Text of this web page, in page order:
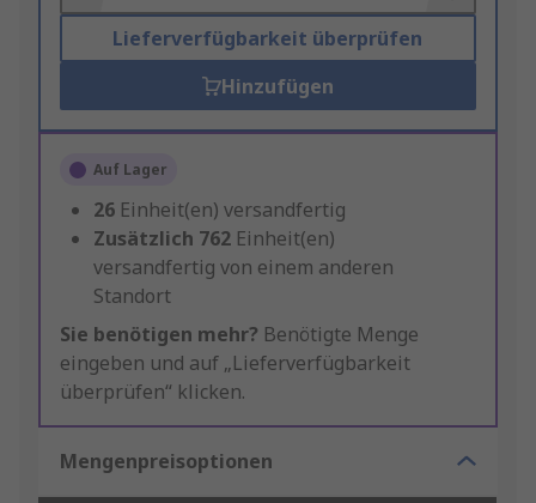
Lieferverfügbarkeit überprüfen
Hinzufügen
Auf Lager
26 Einheit(en) versandfertig
Zusätzlich 762 Einheit(en)
versandfertig von einem anderen
Standort
Sie benötigen mehr? Benötigte Menge
eingeben und auf „Lieferverfügbarkeit
überprüfen“ klicken.
Mengenpreisoptionen